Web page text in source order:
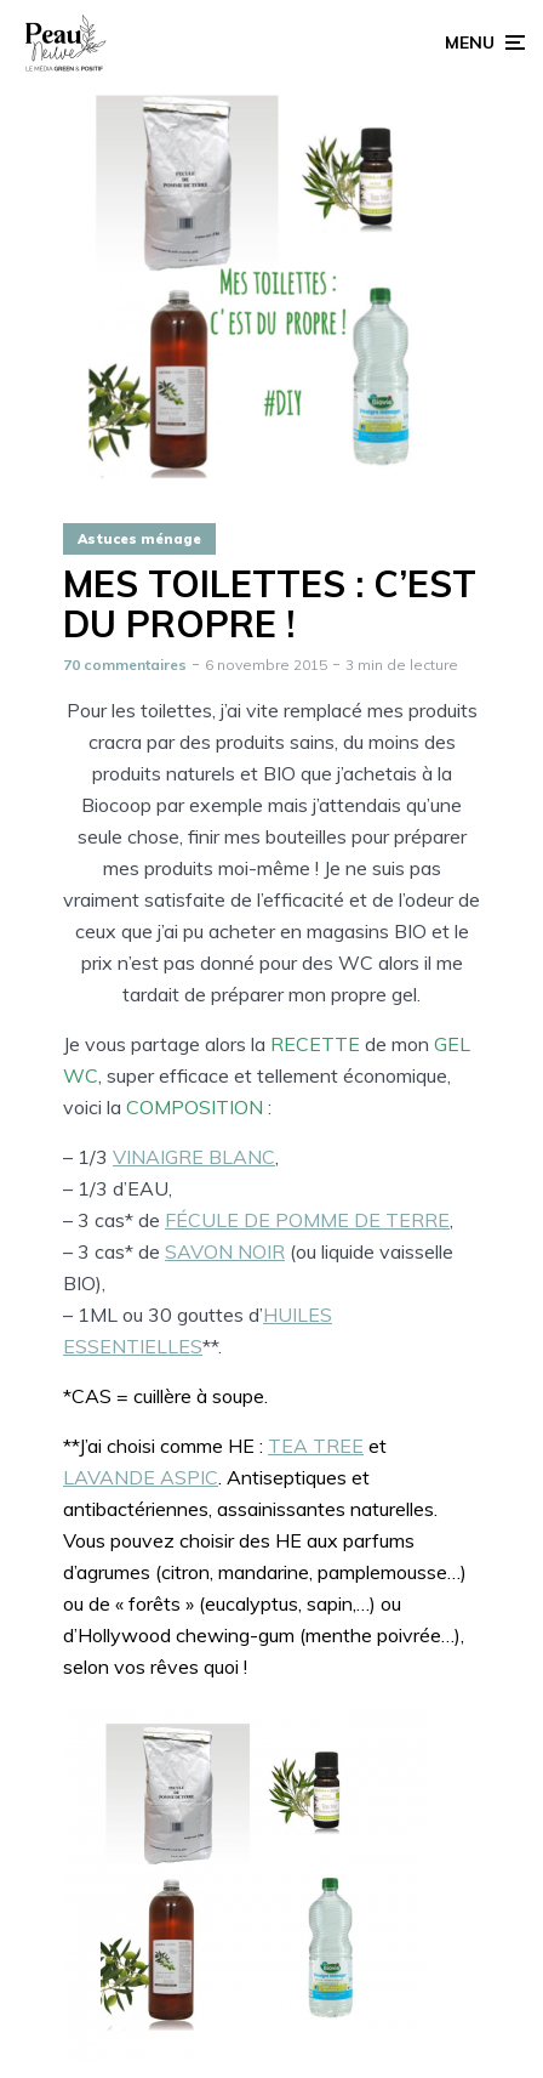
MENU
Astuces ménage
MES TOILETTES : C’EST
DU PROPRE !
70 commentaires 6 novembre 2015 3 min de lecture
Pour les toilettes, j’ai vite remplacé mes produits
cracra par des produits sains, du moins des
produits naturels et BIO que j’achetais à la
Biocoop par exemple mais j’attendais qu’une
seule chose, finir mes bouteilles pour préparer
mes produits moi-même ! Je ne suis pas
vraiment satisfaite de l’efficacité et de l’odeur de
ceux que j’ai pu acheter en magasins BIO et le
prix n’est pas donné pour des WC alors il me
tardait de préparer mon propre gel.
Je vous partage alors la RECETTE de mon GEL
WC , super efficace et tellement économique,
voici la COMPOSITION :
– 1/3 VINAIGRE BLANC
– 1/3 d’EAU,
– 3 cas* de FÉCULE DE POMME DE TERRE
– 3 cas* de SAVON NOIR (ou liquide vaisselle
BIO),
– 1ML ou 30 gouttes d’HUILES
ESSENTIELLES**.
*CAS = cuillère à soupe.
**J’ai choisi comme HE : TEA TREE et
LAVANDE ASPIC . Antiseptiques et
antibactériennes, assainissantes naturelles.
Vous pouvez choisir des HE aux parfums
d’agrumes (citron, mandarine, pamplemousse…)
ou de « forêts » (eucalyptus, sapin,…) ou
d’Hollywood chewing-gum (menthe poivrée…),
selon vos rêves quoi !